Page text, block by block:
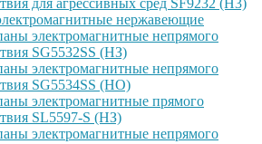
для агрессивных сред SF9232 (H3)
нержавеющие
электромагнитные непрямого
SG5532SS (НЗ)
электромагнитные непрямого
SG5534SS (НО)
электромагнитные прямого
SL5597-S (НЗ)
электромагнитные непрямого